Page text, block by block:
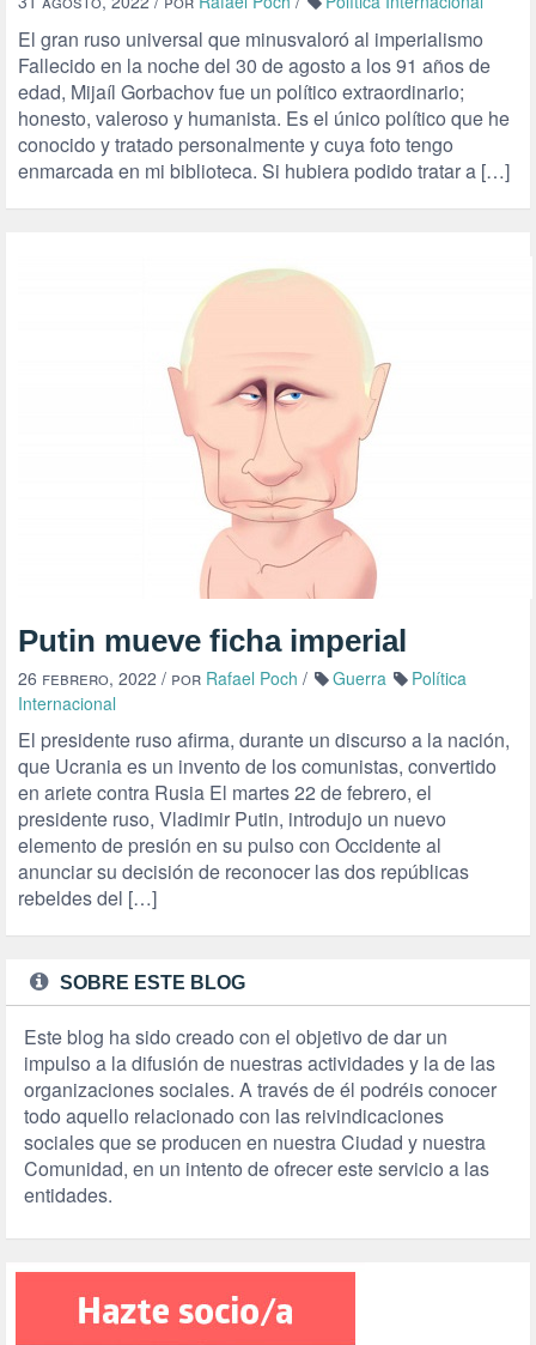
El gran ruso universal que minusvaloró al imperialismo
Fallecido en la noche del 30 de agosto a los 91 años de
edad, Mijaíl Gorbachov fue un político extraordinario;
honesto, valeroso y humanista. Es el único político que he
conocido y tratado personalmente y cuya foto tengo
enmarcada en mi biblioteca. Si hubiera podido tratar a […]
Putin mueve ficha imperial
26 febrero, 2022 / por Rafael Poch / Guerra
Política
Internacional
El presidente ruso afirma, durante un discurso a la nación,
que Ucrania es un invento de los comunistas, convertido
en ariete contra Rusia El martes 22 de febrero, el
presidente ruso, Vladimir Putin, introdujo un nuevo
elemento de presión en su pulso con Occidente al
anunciar su decisión de reconocer las dos repúblicas
rebeldes del […]
SOBRE ESTE BLOG
Este blog ha sido creado con el objetivo de dar un
impulso a la difusión de nuestras actividades y la de las
organizaciones sociales. A través de él podréis conocer
todo aquello relacionado con las reivindicaciones
sociales que se producen en nuestra Ciudad y nuestra
Comunidad, en un intento de ofrecer este servicio a las
entidades.